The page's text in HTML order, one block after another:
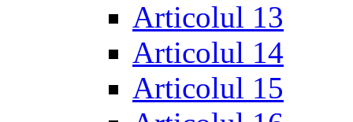
Articolul 13
Articolul 14
Articolul 15